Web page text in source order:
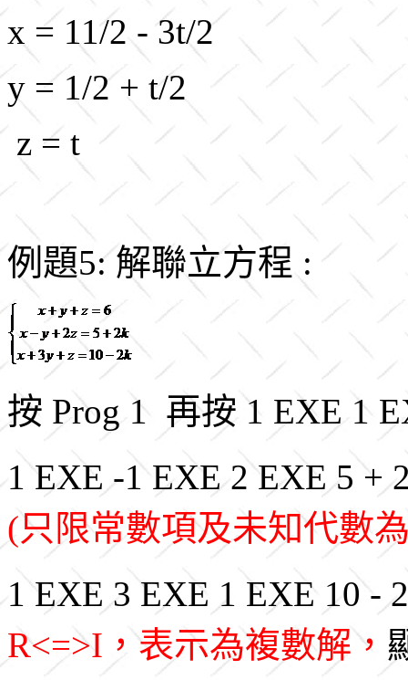
x = 11/2 - 3t/2
y = 1/2 + t/2
z = t
例題5: 解聯立方程 :
按 Prog 1 再按 1 EXE 1
1 EXE -1 EXE 2 EXE 5 +
(只限常數項及未知代數
1 EXE 3 EXE 1 EXE 10 - 2
R<=>I，表示為複數解，